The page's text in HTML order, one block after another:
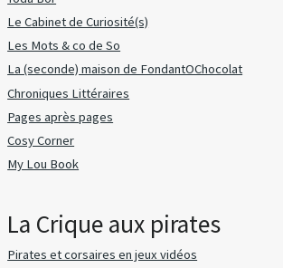
Le Cabinet de Curiosité(s)
Les Mots & co de So
La (seconde) maison de FondantOChocolat
Chroniques Littéraires
Pages après pages
Cosy Corner
My Lou Book
La Crique aux pirates
Pirates et corsaires en jeux vidéos